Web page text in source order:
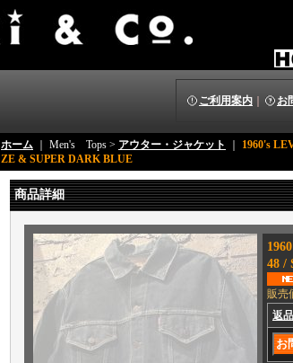
ご利用案内 お
ホーム ｜ Men's Tops > アウター・ジャケット
1960's
ZE & SUPER DARK BLUE
商品詳細
48 /
販売
返